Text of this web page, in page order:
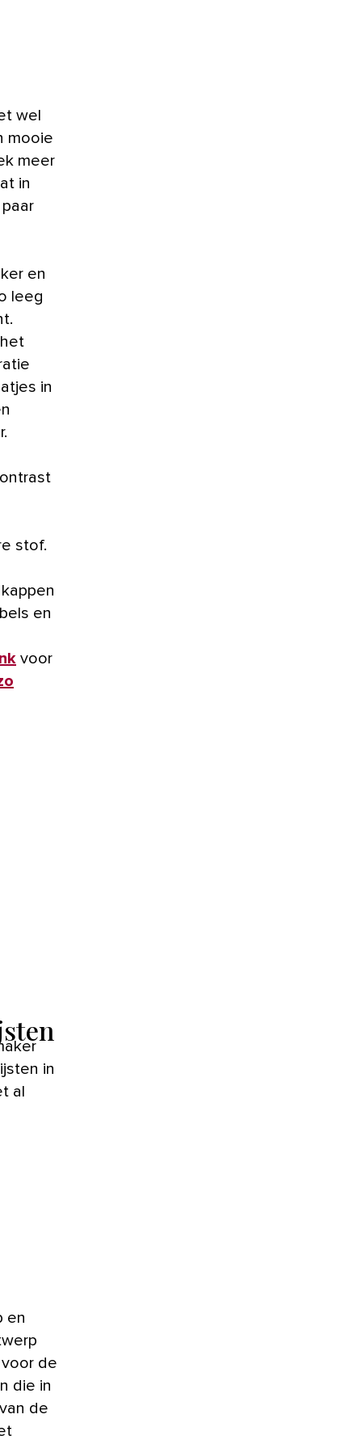
mooie
meer
in
en
leeg
in
stof.
en
voor
in
al
en
de
die in
de